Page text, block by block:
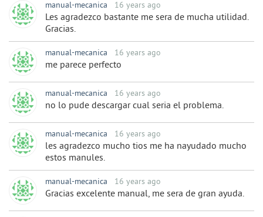
manual-mecanica 16 years ago
Les agradezco bastante me sera de mucha utilidad.
Gracias.
manual-mecanica 16 years ago
me parece perfecto
manual-mecanica 16 years ago
no lo pude descargar cual seria el problema.
manual-mecanica 16 years ago
les agradezco mucho tios me ha nayudado mucho
estos manules.
manual-mecanica 16 years ago
Gracias excelente manual, me sera de gran ayuda.